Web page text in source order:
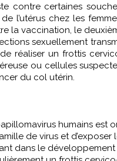
contre certaines
l’utérus chez les
la vaccination, le
sexuellement
réaliser un frottis
ou cellules
du col utérin.
humains est
de virus et
dans le